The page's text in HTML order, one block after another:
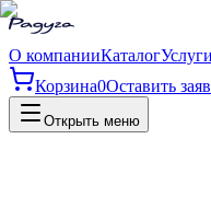
О компанииКаталогУслуги
Корзина0Оставить
Открыть меню